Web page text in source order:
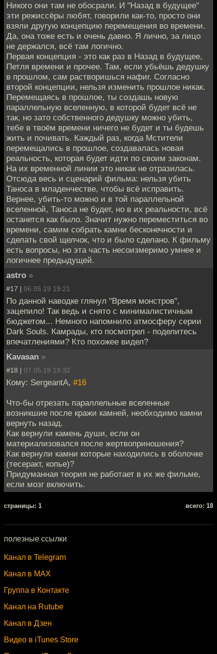
Никого они там не обосрали. И "Назад в будущее"
эти режиссёры любят, говорили как-то, просто они
взяли другую концепцию перемещения во времени.
Да, она тоже есть и очень давно. Я лично, за лицо
не держался, всё там логично.
Первая концепция - это как раз в Назад в будущее,
Петля времени и прочее. Там, если убьёшь дедушку
в прошлом, сам растворишься нафиг. Согласно
второй концепции, нельзя изменить прошлое никак.
Перемещаясь в прошлое, ты создашь новую
параллельную вселенную, в которой будет всё не
так, но зато собственного дедушку можно убить,
тебе в твоём времени ничего не будет и ты будешь
жить и почивать. Каждый раз, когда Мстители
перемещались в прошлое, создавалась новая
реальность, которая будет идти по своим законам.
На их временной линии это никак не отразилась.
Отсюда весь и сценарий фильма: нельзя убить
Таноса в младенчестве, чтобы всё исправить.
Вернее, убить-то можно и в той параллельной
вселенной, Таноса не будет, но в их реальности, всё
останется как было. Значит нужно переместиться во
времени, самим собрать камни бесконечности и
сделать свой щелчок, что и было сделано. К фильму
есть вопросы, но эта часть несоизмеримо умнее и
логичнее предыдущей.
astro »
#17 | 06.05.19 19:21
По данной наводке глянул "Время монстров",
зацепило! Так ведь и снято с минималистичным
бюджетом... Немного напомнило атмосферу серии
Dark Souls. Камрады, кто посмотрел - поделитесь
впечатлениями? Кто похожее видел?
Kavasan »
#18 | 07.05.19 19:32
Кому: SergeantA, #16
Что-бы отрезать параллельные вселенные
возникшие после кражи камней, необходимо камни
вернуть назад.
Как вернули камень души, если он
материализовался после жертвоприношения?
Как вернули камни которые находились в оболочке
(тесеракт, копье)?
Придуманная теория не работает в их же фильме,
если мозг включить.
cтраницы: 1 всего: 18
полезные ссылки
Канал в Telegram
Канал в MAX
Группа в Контакте
Канал на Rutube
Канал в Дзен
Видео в iTunes Store